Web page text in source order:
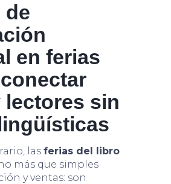
de
en ferias
lectores sin
las ferias del libro
más que simples
y ventas: son